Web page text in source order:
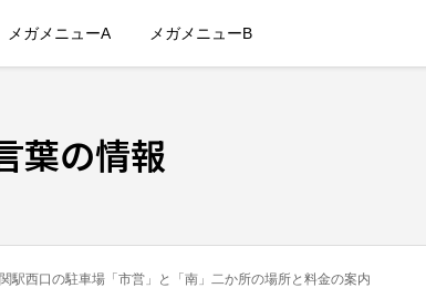
メガメニューA メガメニューB
葉の情報
駅西口の駐車場「市営」と「南」二か所の場所と料金の案内